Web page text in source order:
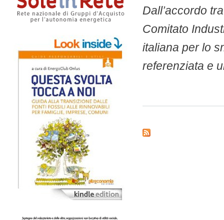
Dall’accordo
Comitato
italiana per lo
referenziata e